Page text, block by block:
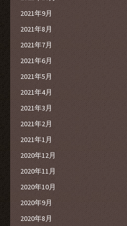
2021年9月
2021年8月
2021年7月
2021年6月
2021年5月
2021年4月
2021年3月
2021年2月
2021年1月
2020年12月
2020年11月
2020年10月
2020年9月
2020年8月